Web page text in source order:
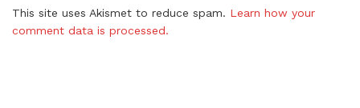
This site uses Akismet to reduce spam. Learn how your
comment data is processed.